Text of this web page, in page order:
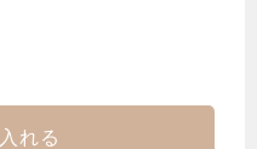
れる